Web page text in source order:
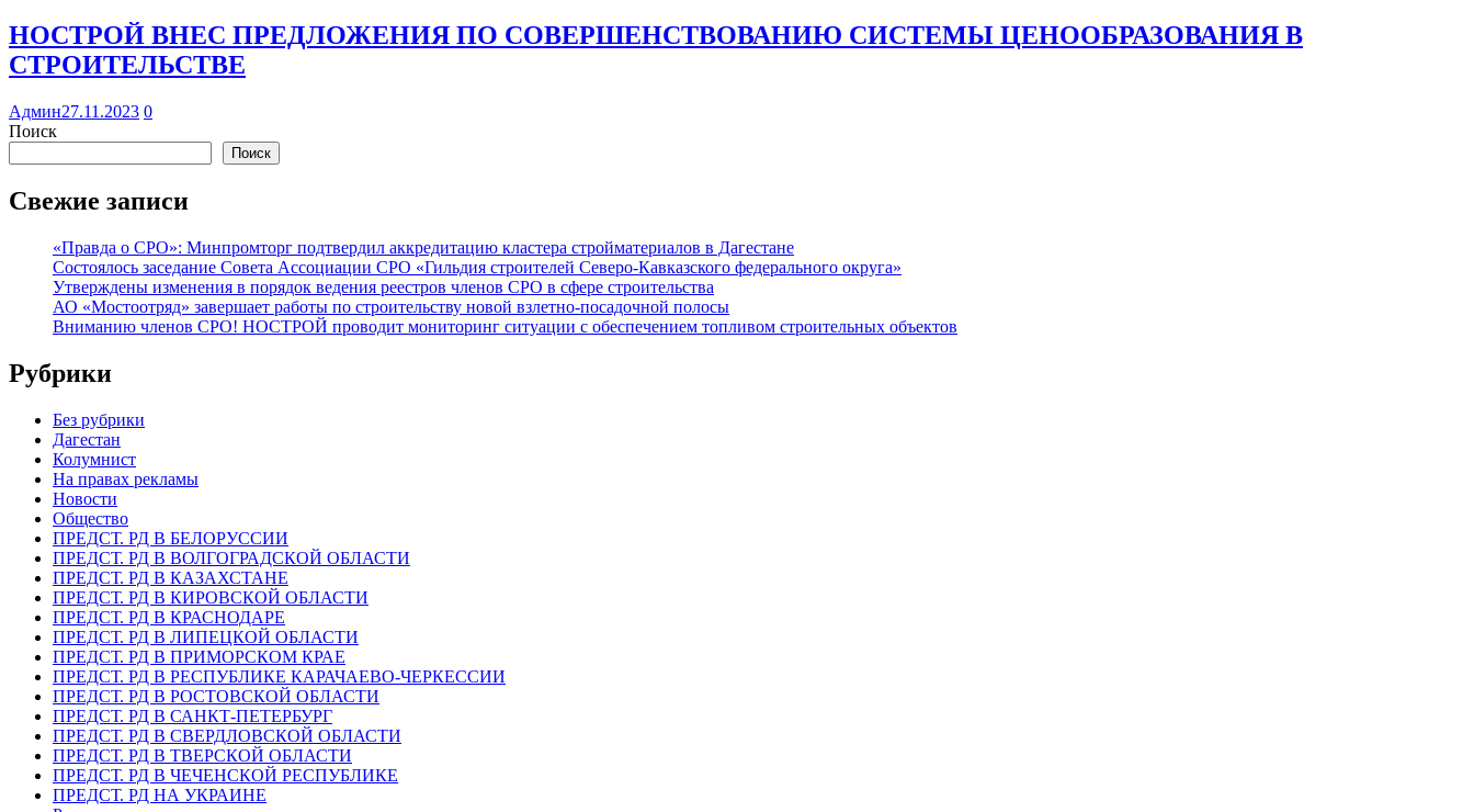
НОСТРОЙ ВНЕС ПРЕДЛОЖЕНИЯ ПО СОВЕРШЕНСТВОВАНИЮ СИСТЕМЫ ЦЕНООБРАЗОВАНИЯ В
СТРОИТЕЛЬСТВЕ
Админ27.11.2023 0
Поиск
Поиск
Свежие записи
«Правда о СРО»: Минпромторг подтвердил аккредитацию кластера стройматериалов в Дагестане
Состоялось заседание Совета Ассоциации СРО «Гильдия строителей Северо-Кавказского федерального округа»
Утверждены изменения в порядок ведения реестров членов СРО в сфере строительства
АО «Мостоотряд» завершает работы по строительству новой взлетно-посадочной полосы
Вниманию членов СРО! НОСТРОЙ проводит мониторинг ситуации с обеспечением топливом строительных объектов
Рубрики
Без рубрики
Дагестан
Колумнист
На правах рекламы
Новости
Общество
ПРЕДСТ. РД В БЕЛОРУССИИ
ПРЕДСТ. РД В ВОЛГОГРАДСКОЙ ОБЛАСТИ
ПРЕДСТ. РД В КАЗАХСТАНЕ
ПРЕДСТ. РД В КИРОВСКОЙ ОБЛАСТИ
ПРЕДСТ. РД В КРАСНОДАРЕ
ПРЕДСТ. РД В ЛИПЕЦКОЙ ОБЛАСТИ
ПРЕДСТ. РД В ПРИМОРСКОМ КРАЕ
ПРЕДСТ. РД В РЕСПУБЛИКЕ КАРАЧАЕВО-ЧЕРКЕССИИ
ПРЕДСТ. РД В РОСТОВСКОЙ ОБЛАСТИ
ПРЕДСТ. РД В САНКТ-ПЕТЕРБУРГ
ПРЕДСТ. РД В СВЕРДЛОВСКОЙ ОБЛАСТИ
ПРЕДСТ. РД В ТВЕРСКОЙ ОБЛАСТИ
ПРЕДСТ. РД В ЧЕЧЕНСКОЙ РЕСПУБЛИКЕ
ПРЕДСТ. РД НА УКРАИНЕ